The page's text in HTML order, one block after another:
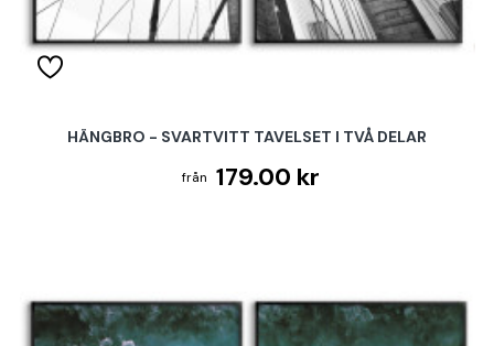
HÄNGBRO - SVARTVITT TAVELSET I TVÅ DELAR
179.00 kr